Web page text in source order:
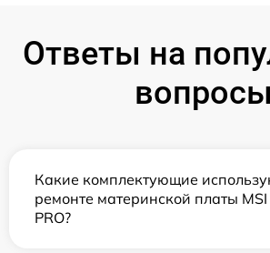
Ответы на
вопросы
Какие комплектующие
ремонте материнской платы
PRO?